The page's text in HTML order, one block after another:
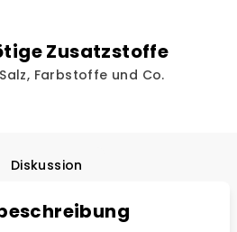
Zusatzstoffe
Farbstoffe und Co.
Diskussion